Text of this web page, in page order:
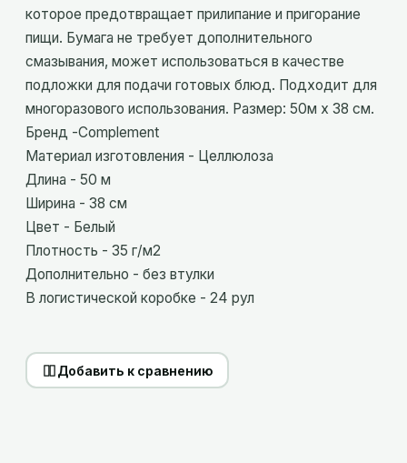
которое предотвращает прилипание и пригорание
пищи. Бумага не требует дополнительного
смазывания, может использоваться в качестве
подложки для подачи готовых блюд. Подходит для
многоразового использования. Размер: 50м x 38 см.
Бренд -Complement
Материал изготовления - Целлюлоза
Длина - 50 м
Ширина - 38 см
Цвет - Белый
Плотность - 35 г/м2
Дополнительно - без втулки
В логистической коробке - 24 рул
Добавить к сравнению